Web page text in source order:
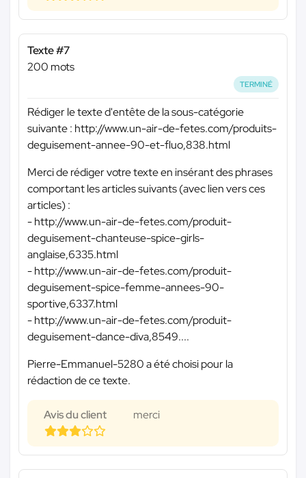
Texte #7
200 mots
TERMINÉ
Rédiger le texte d'entête de la sous-catégorie
suivante : http://www.un-air-de-fetes.com/produits-
deguisement-annee-90-et-fluo,838.html
Merci de rédiger votre texte en insérant des phrases
comportant les articles suivants (avec lien vers ces
articles) :
- http://www.un-air-de-fetes.com/produit-
deguisement-chanteuse-spice-girls-
anglaise,6335.html
- http://www.un-air-de-fetes.com/produit-
deguisement-spice-femme-annees-90-
sportive,6337.html
- http://www.un-air-de-fetes.com/produit-
deguisement-dance-diva,8549....
Pierre-Emmanuel-5280 a été choisi pour la
rédaction de ce texte.
Avis du client merci